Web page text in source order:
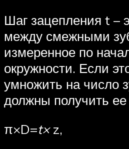
Шаг зацепления t –
между смежными
измеренное по
окружности. Если
умножить на число
должны получить
π×D=t×z,